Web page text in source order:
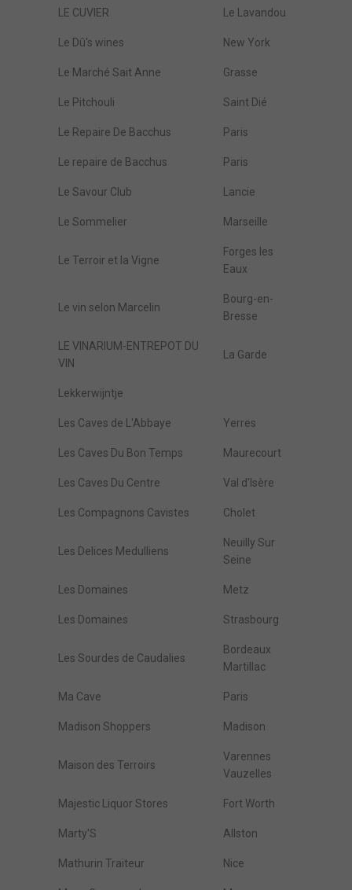
LE CUVIER Le Lavandou
Le Dû's wines New York
Le Marché Sait Anne Grasse
Le Pitchouli Saint Dié
Le Repaire De Bacchus Paris
Le repaire de Bacchus Paris
Le Savour Club Lancie
Le Sommelier Marseille
Le Terroir et la Vigne
Forges les
Eaux
Le vin selon Marcelin
Bourg-en-
Bresse
LE VINARIUM-ENTREPOT DU
VIN
La Garde
Lekkerwijntje
Les Caves de L'Abbaye Yerres
Les Caves Du Bon Temps Maurecourt
Les Caves Du Centre Val d'Isère
Les Compagnons Cavistes Cholet
Les Delices Medulliens
Neuilly Sur
Seine
Les Domaines Metz
Les Domaines Strasbourg
Les Sourdes de Caudalies
Bordeaux
Martillac
Ma Cave Paris
Madison Shoppers Madison
Maison des Terroirs
Varennes
Vauzelles
Majestic Liquor Stores Fort Worth
Marty'S Allston
Mathurin Traiteur Nice